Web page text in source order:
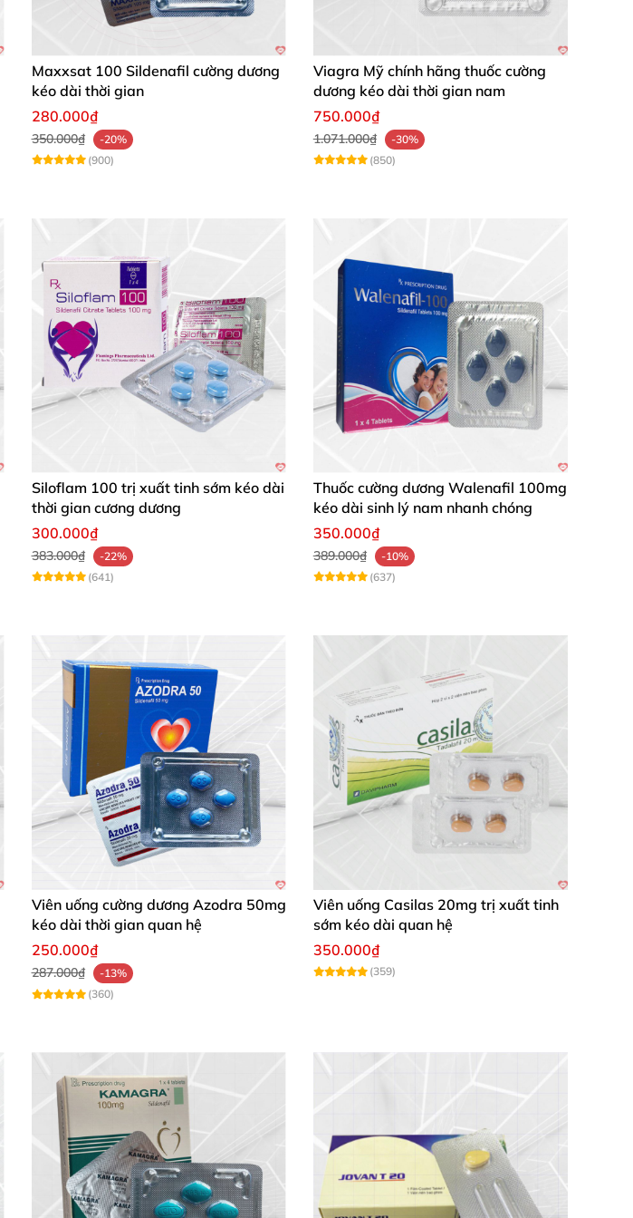
Maxxsat 100 Sildenafil cường dương
kéo dài thời gian
280.000₫
350.000₫
-20%
(900)
Viagra Mỹ chính hãng thuốc cường
dương kéo dài thời gian nam
750.000₫
1.071.000₫
-30%
(850)
Siloflam 100 trị xuất tinh sớm kéo dài
thời gian cương dương
300.000₫
383.000₫
-22%
(641)
Thuốc cường dương Walenafil 100mg
kéo dài sinh lý nam nhanh chóng
350.000₫
389.000₫
-10%
(637)
Viên uống cường dương Azodra 50mg
kéo dài thời gian quan hệ
250.000₫
287.000₫
-13%
(360)
Viên uống Casilas 20mg trị xuất tinh
sớm kéo dài quan hệ
350.000₫
(359)